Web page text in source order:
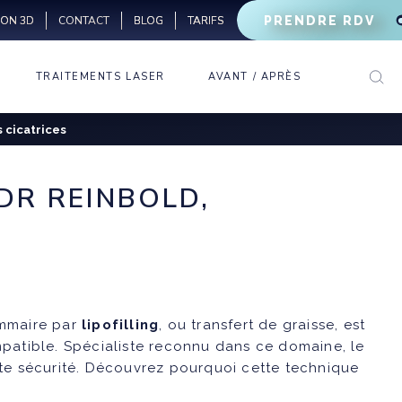
3D CONTACT BLOG TARIFS PRENDRE RDV
RIDES
MAINS
MIGRAINE
TRAITEMENTS LASER
LASER PIGMENTAIRE
AVANT / APRÈS
cicatrices
REINBOLD,
par lipofilling, ou transfert de graisse, est
Spécialiste reconnu dans ce domaine, le
sécurité. Découvrez pourquoi cette technique